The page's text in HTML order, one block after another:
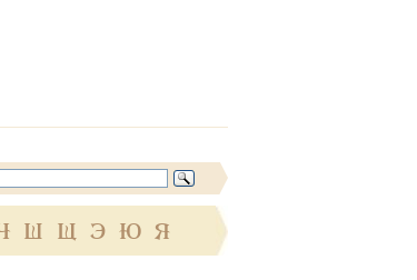
Ш Щ Э Ю Я